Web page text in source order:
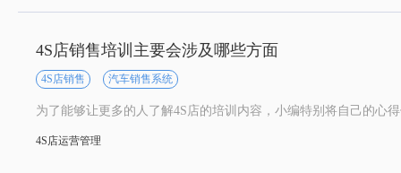
4S店销售培训主要会涉及哪些方面
4S店销售 汽车销售系统
4S店运营管理